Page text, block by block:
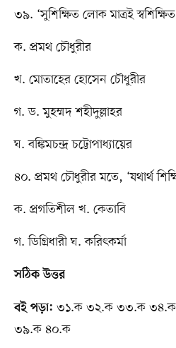
৩৯. ‘সুশিক্ষিত লোক মাত্রই
ক. প্রমথ চৌধুরীর
খ. মোতাহের হোসেন চৌধুরীর
গ. ড. মুহম্মদ শহীদুল্লাহর
ঘ. বঙ্কিমচন্দ্র চট্টোপাধ্যায়ের
৪০. প্রমথ চৌধুরীর মতে, ‘যথার্থ
ক. প্রগতিশীল খ. কেতাবি
গ. ডিগ্রিধারী ঘ. করিৎকর্মা
সঠিক উত্তর
বই পড়া: ৩১.ক ৩২.ক ৩৩.ক
৩৯.ক ৪০.ক